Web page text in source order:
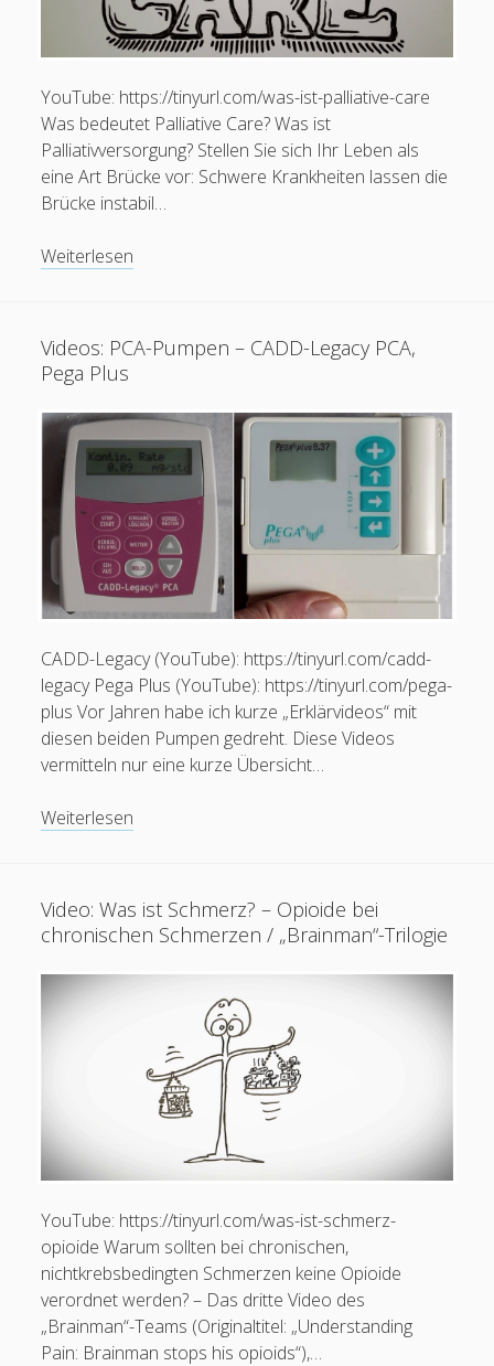
Alles zur Palliative Care
menu
Kontakt / Impressum
facebookinstagramlinkedinyoutubeemail social_icon_custom_1
Krankenpfleger
Pflegefachperson für Spezielle Schmerzpflege / Pain
Nurse Plus m. Ausz. (Dt. Schmerzges.)
Pflegefachperson p-e-ac® Ohrakupunktur
Mitgliedschaften
Karteinummer 1853410
YouTube: https://tinyurl.com/was-ist-palliative-care
Was bedeutet Palliative Care? Was ist
Palliativversorgung? Stellen Sie sich Ihr Leben als
eine Art Brücke vor: Schwere Krankheiten lassen die
Brücke instabil…
Weiterlesen
Care?
Videos: PCA-Pumpen – CADD-Legacy PCA,
Pega Plus
CADD-Legacy (YouTube): https://tinyurl.com/cadd-
legacy Pega Plus (YouTube): https://tinyurl.com/pega-
plus Vor Jahren habe ich kurze „Erklärvideos“ mit
diesen beiden Pumpen gedreht. Diese Videos
vermitteln nur eine kurze Übersicht…
Weiterlesen
CADD-
Legacy
PCA,
Video: Was ist Schmerz? – Opioide bei
chronischen Schmerzen / „Brainman“-Trilogie
YouTube: https://tinyurl.com/was-ist-schmerz-
opioide Warum sollten bei chronischen,
nichtkrebsbedingten Schmerzen keine Opioide
verordnet werden? – Das dritte Video des
„Brainman“-Teams (Originaltitel: „Understanding
Pain: Brainman stops his opioids“),…